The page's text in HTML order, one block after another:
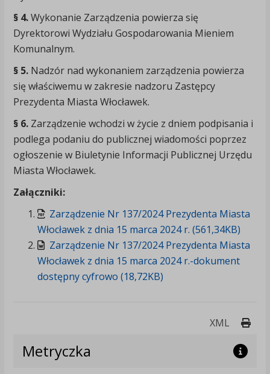
§ 4.Wykonanie Zarządzenia powierza się
Dyrektorowi Wydziału Gospodarowania Mieniem
Komunalnym.
§ 5.Nadzór nad wykonaniem zarządzenia powierza
się właściwemu w zakresie nadzoru Zastępcy
Prezydenta Miasta Włocławek.
§ 6. Zarządzenie wchodzi w życie z dniem podpisania i
podlega podaniu do publicznej wiadomości poprzez
ogłoszenie w Biuletynie Informacji Publicznej Urzędu
Miasta Włocławek.
Załączniki:
Zarządzenie Nr 137/2024 Prezydenta Miasta
Włocławek z dnia 15 marca 2024 r. (561,34KB)
Zarządzenie Nr 137/2024 Prezydenta Miasta
Włocławek z dnia 15 marca 2024 r.-dokument
dostępny cyfrowo (18,72KB)
XML
Metryczka